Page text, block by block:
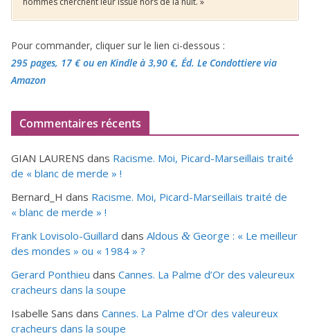
Pour commander, cliquer sur le lien ci-dessous :
295 pages, 17 €ou en Kindle à 3,90 €, Éd. Le Condottiere via
Amazon
Commentaires récents
GIAN LAURENS dans Racisme. Moi, Picard-Marseillais traité
de « blanc de merde » !
Bernard_H dans Racisme. Moi, Picard-Marseillais traité de
« blanc de merde » !
Frank Lovisolo-Guillard dans Aldous & George : « Le meilleur
des mondes » ou « 1984 » ?
Gerard Ponthieu dans Cannes. La Palme d’Or des valeureux
cracheurs dans la soupe
Isabelle Sans dans Cannes. La Palme d’Or des valeureux
cracheurs dans la soupe